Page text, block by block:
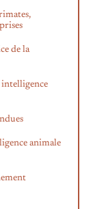
de la
intelligence
animale